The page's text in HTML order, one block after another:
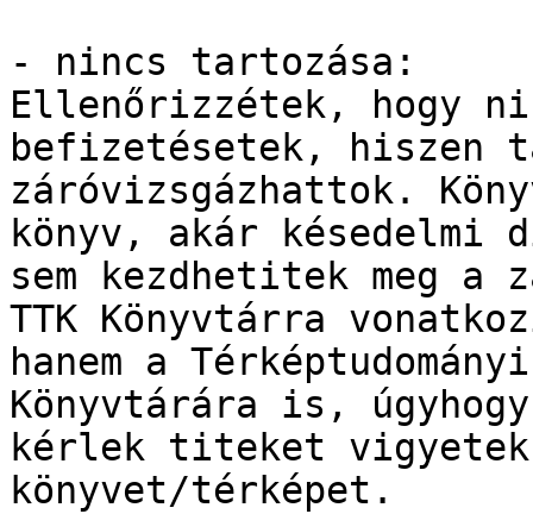
- nincs tartozása:
Ellenőrizzétek, hogy
befizetésetek, hiszen
záróvizsgázhattok.
könyv, akár késedelmi
sem kezdhetitek meg a
TTK Könyvtárra
hanem a
Könyvtárára is, úgyhogy
kérlek titeket vigyetek
könyvet/térképet.